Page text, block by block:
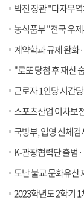
박진 장관 "다자무
농식품부 "전국 우
계약학과 규제 완화
"로또 당첨 후 재산
근로자 1인당 시간당 임
스포츠산업 이차보
국방부, 입영 신체
K-관광협력단 출범
도난 불교 문화유산
2023학년도 2학기